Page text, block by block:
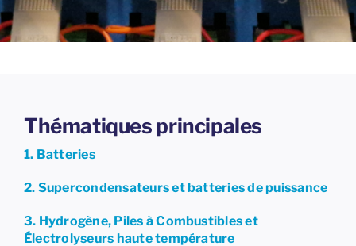
Thématiques principales
1. Batteries
2. Supercondensateurs et batteries de puissance
3. Hydrogène, Piles à Combustibles et
Électrolyseurs haute température